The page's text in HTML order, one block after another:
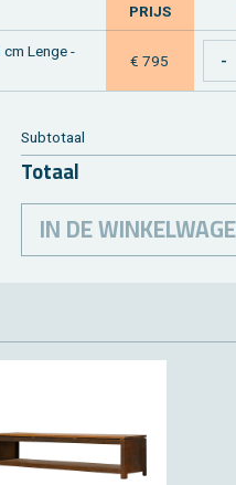
PRIJS
Lenge -
€ 795
Sub­to­taal
To­taal
IN DE